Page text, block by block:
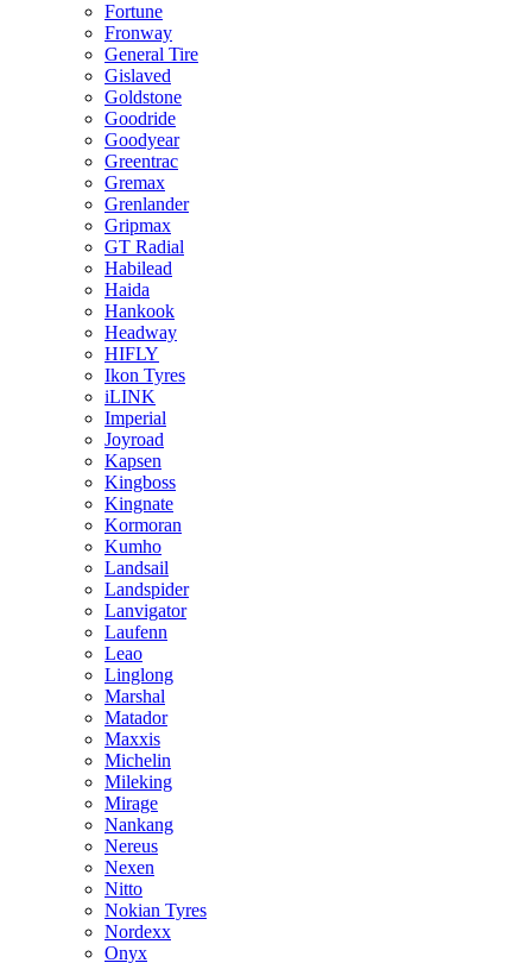
Fortune
Fronway
General Tire
Gislaved
Goldstone
Goodride
Goodyear
Greentrac
Gremax
Grenlander
Gripmax
GT Radial
Habilead
Haida
Hankook
Headway
HIFLY
Ikon Tyres
iLINK
Imperial
Joyroad
Kapsen
Kingboss
Kingnate
Kormoran
Kumho
Landsail
Landspider
Lanvigator
Laufenn
Leao
Linglong
Marshal
Matador
Maxxis
Michelin
Mileking
Mirage
Nankang
Nereus
Nexen
Nitto
Nokian Tyres
Nordexx
Onyx